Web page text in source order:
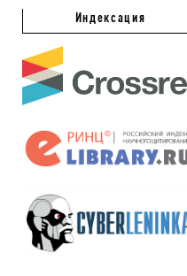
Индексация